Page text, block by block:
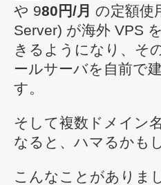
や 980円/月 の定額使
Server) が海外 VPS
きるようになり、そ
ールサーバを自前で
す。
そして複数ドメイン
なると、ハマるかも
こんなことがありま